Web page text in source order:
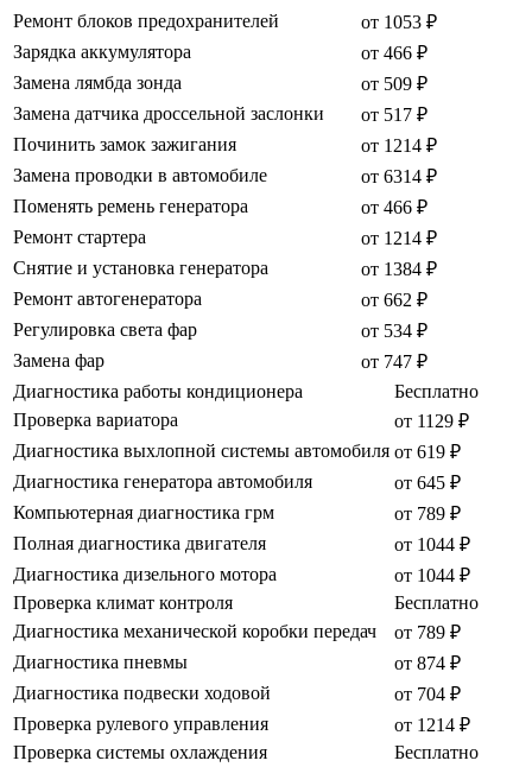
Ремонт блоков предохранителей
от 1053 ₽
Зарядка аккумулятора
от 466 ₽
Замена лямбда зонда
от 509 ₽
Замена датчика дроссельной заслонки
от 517 ₽
Починить замок зажигания
от 1214 ₽
Замена проводки в автомобиле
от 6314 ₽
Поменять ремень генератора
от 466 ₽
Ремонт стартера
от 1214 ₽
Снятие и установка генератора
от 1384 ₽
Ремонт автогенератора
от 662 ₽
Регулировка света фар
от 534 ₽
Замена фар
от 747 ₽
Диагностика работы кондиционера
Бесплатно
Проверка вариатора
от 1129 ₽
Диагностика выхлопной системы автомобиля от 619 ₽
Диагностика генератора автомобиля
от 645 ₽
Компьютерная диагностика грм
от 789 ₽
Полная диагностика двигателя
от 1044 ₽
Диагностика дизельного мотора
от 1044 ₽
Проверка климат контроля
Бесплатно
Диагностика механической коробки передач
от 789 ₽
Диагностика пневмы
от 874 ₽
Диагностика подвески ходовой
от 704 ₽
Проверка рулевого управления
от 1214 ₽
Проверка системы охлаждения
Бесплатно